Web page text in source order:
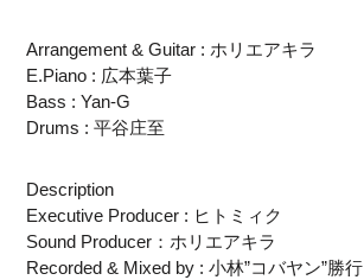
Arrangement & Guitar : ホリエアキラ
E.Piano : 広本葉子
Bass : Yan-G
Drums : 平谷庄至
Description
Executive Producer : ヒトミィク
Sound Producer：ホリエアキラ
Recorded & Mixed by : 小林”コバヤン”勝行